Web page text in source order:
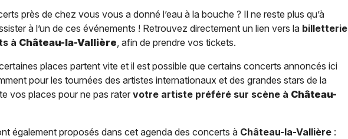
près de chez vous vous a donné l’eau à la bouche ? Il ne reste plus qu’à
à l’un de ces événements ! Retrouvez directement un lien vers la billetterie
à Château-la-Vallière, afin de prendre vos tickets.
places partent vite et il est possible que certains concerts annoncés ici
pour les tournées des artistes internationaux et des grandes stars de la
vos places pour ne pas rater votre artiste préféré sur scène à Château-
également proposés dans cet agenda des concerts à Château-la-Vallière :